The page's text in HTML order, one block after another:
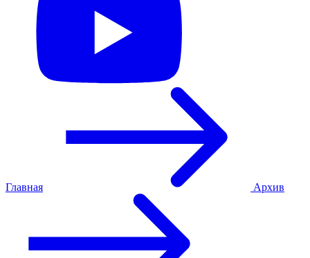
Главная Архив